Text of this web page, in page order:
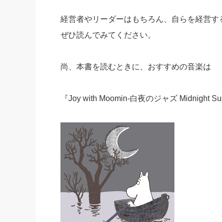
経営者やリーダーはもちろん、自らを経営す
ぜひ読んでみてください。
尚、本書を読むときに、おすすめの音楽は
『Joy with Moomin-白夜のジャズ Midnight